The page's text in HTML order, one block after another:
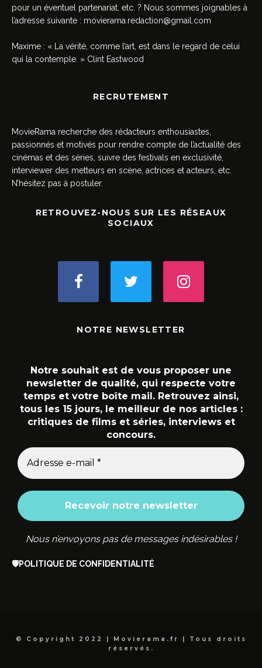
pour un éventuel partenariat, etc. ? Nous sommes joignables à
l’adresse suivante : movierama.redaction@gmail.com
Maxime : « La vérité, comme l’art, est dans le regard de celui
qui la contemple. » Clint Eastwood
RECRUTEMENT
MovieRama recherche des rédacteurs enthousiastes,
passionnés et motivés pour rendre compte de l’actualité des
cinémas et des séries, suivre des festivals en exclusivité,
interviewer des metteurs en scène, actrices et acteurs, etc.
N’hésitez pas à postuler.
RETROUVEZ-NOUS SUR LES RÉSEAUX
SOCIAUX
NOTRE NEWSLETTER
Notre souhait est de vous proposer une
newsletter de qualité, qui respecte votre
temps et votre boîte mail. Retrouvez ainsi,
tous les 15 jours, le meilleur de nos articles :
critiques de films et séries, interviews et
concours.
Nous n’envoyons pas de messages indésirables !
🛡️POLITIQUE DE CONFIDENTIALITÉ
© Copyright 2022 | Movierama.fr | Tous droits
réservés.